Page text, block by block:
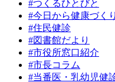
#つくるひとびと
#今日から健康づく
#住民健診
#図書館だより
#市役所窓口紹介
#市長コラム
#当番医・乳幼児健